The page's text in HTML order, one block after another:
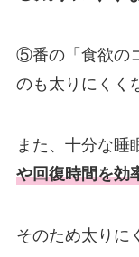
⑤番の「食欲の
のも太りにくく
また、 十分な睡
や回復時間を効
そのため太りに